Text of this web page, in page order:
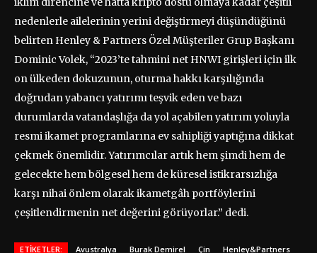
nedenlerle ailelerinin yerini değiştirmeyi düşündüğünü
belirten Henley & Partners Özel Müşteriler Grup Başkanı
Dominic Volek, “2023’te tahmini net HNWI girişleri için ilk
on ülkeden dokuzunun, oturma hakkı karşılığında
doğrudan yabancı yatırımı teşvik eden ve bazı
durumlarda vatandaşlığa da yol açabilen yatırım yoluyla
resmi ikamet programlarına ev sahipliği yaptığına dikkat
çekmek önemlidir. Yatırımcılar artık hem şimdi hem de
gelecekte hem bölgesel hem de küresel istikrarsızlığa
karşı nihai önlem olarak ikametgâh portföylerini
çeşitlendirmenin net değerini görüyorlar.” dedi.
ETIKETLER: Avustralya Burak Demirel Çin
Henley&Partners